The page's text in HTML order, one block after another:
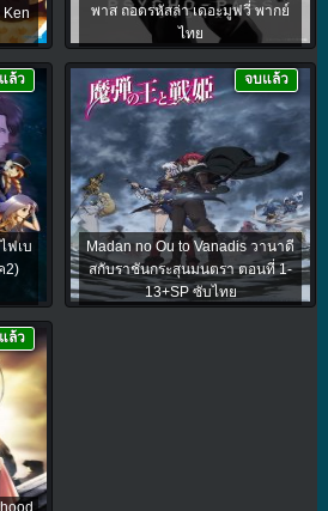
พาส ถอดรหัสล่า เดอะมูฟวี่ พากย์
ไทย
ฟเบ
2)
ล้ว
Madan no Ou to Vanadis วานาดี
สกับราชันกระสุนมนตรา ตอนที่ 1-
13+SP ซับไทย
จบแล้ว
ล้ว